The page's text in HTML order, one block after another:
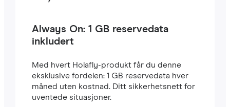
Always On: 1 GB reservedata
inkludert
Med hvert Holafly-produkt får du denne
eksklusive fordelen: 1 GB reservedata hver
måned uten kostnad. Ditt sikkerhetsnett for
uventede situasjoner.